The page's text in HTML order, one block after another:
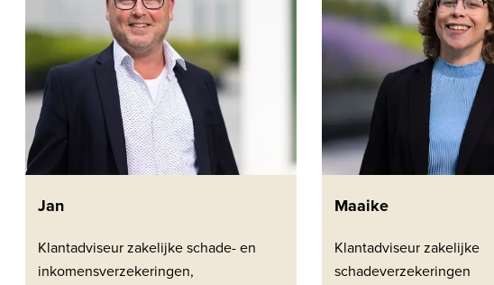
Jan
Klantadviseur zakelijke schade- en
inkomensverzekeringen,
Maaike
Klantadviseur zakelijke
schadeverzekeringen